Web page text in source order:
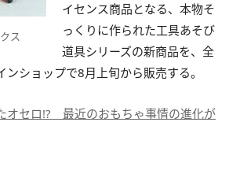
ス
イセンス商品となる、本物そ
っくりに作られた工具あそび
道具シリーズの新商品を、全
ショップで8月上旬から販売する。
オセロ!? 最近のおもちゃ事情の進化が